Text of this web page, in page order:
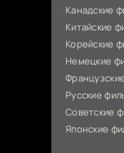
Канадские
Китайские
Корейские
Немецкие
Русские
Советские
Японские